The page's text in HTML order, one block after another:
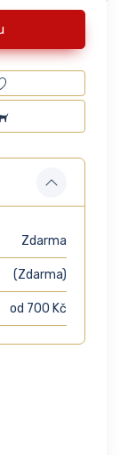
Zdarma
(Zdarma)
od 700 Kč